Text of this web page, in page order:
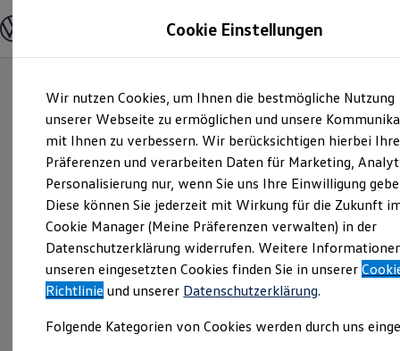
Hauptinhalt
springen
Footer
springen
Modelle und Konfigurator
Modelle vergleichen
Elektroautos
ENERGY Sondermodelle
Nutzfahrzeuge
SUV und CUV
Familienautos
Kombis
Kompaktwagen
Sportwagen
Schnell verfügbare Fahrzeuge
Angebote und Produkte
Aktuelle Angebote
E-Auto-Förderung
Volkswagen Marktplatz
Junge Gebrauchtwagen und Gebrauchtwagen
Cookie Einstellungen
Wir nutzen Cookies, um Ihnen die bestmögliche Nutzung
unserer Webseite zu ermöglichen und unsere
mit Ihnen zu verbessern. Wir berücksichtigen hierbei Ihre
Präferenzen und verarbeiten Daten für Marketing,
Personalisierung nur, wenn Sie uns Ihre Einwilligung
Diese können Sie jederzeit mit Wirkung für die Zukunft
Cookie Manager (Meine Präferenzen verwalten) in der
Datenschutzerklärung widerrufen. Weitere
unseren eingesetzten Cookies finden Sie in unserer
Richtlinie und unserer Datenschutzerklärung.
Folgende Kategorien von Cookies werden durch uns